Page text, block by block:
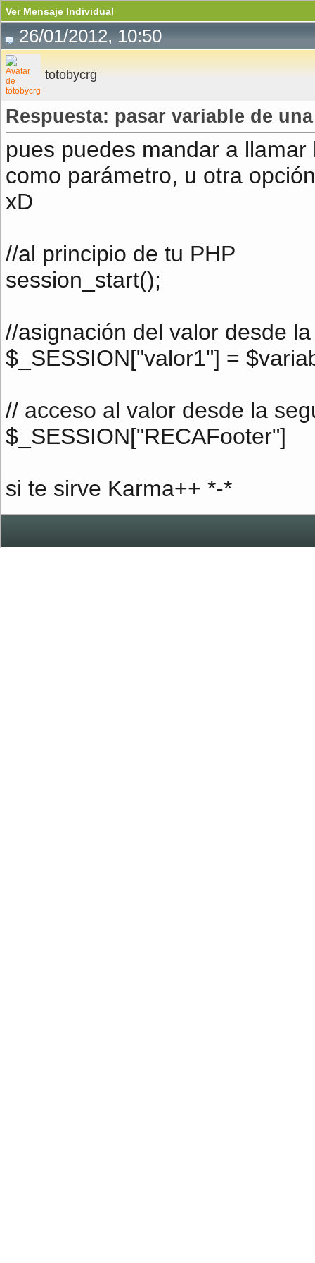
Ver Mensaje Individual
26/01/2012, 10:50
totobycrg
Respuesta: pasar variable de
pues puedes mandar a
como parámetro, u otra
xD
//al principio de tu PHP
session_start();
//asignación del valor desde
$_SESSION["valor1"] =
// acceso al valor desde la
$_SESSION["RECAFooter"]
si te sirve Karma++ *-*